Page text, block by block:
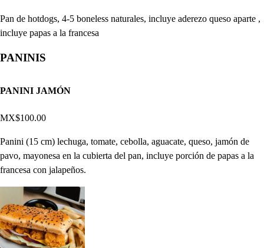
Pan de hotdogs, 4-5 boneless naturales, incluye aderezo queso aparte ,
incluye papas a la francesa
PANINIS
PANINI JAMÓN
MX$100.00
Panini (15 cm) lechuga, tomate, cebolla, aguacate, queso, jamón de
pavo, mayonesa en la cubierta del pan, incluye porción de papas a la
francesa con jalapeños.